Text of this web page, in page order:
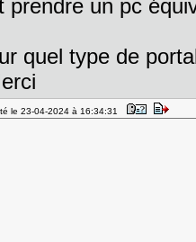
prendre un pc
quel type de
le 23-04-2024 à 16:34:31